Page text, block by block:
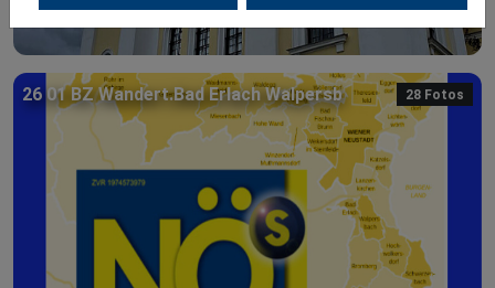
26 01 BZ Wandert.Bad Erlach Walpersb 28 Fotos